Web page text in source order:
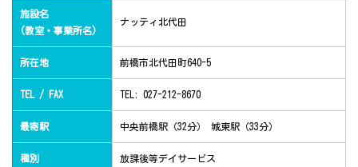
施設名
(教室・事業所名)
ナッティ北代田
所在地 前橋市北代田町640-5
TEL / FAX TEL: 027-212-8670
最寄駅 中央前橋駅（32分） 城東駅（33分）
種別 放課後等デイサービス